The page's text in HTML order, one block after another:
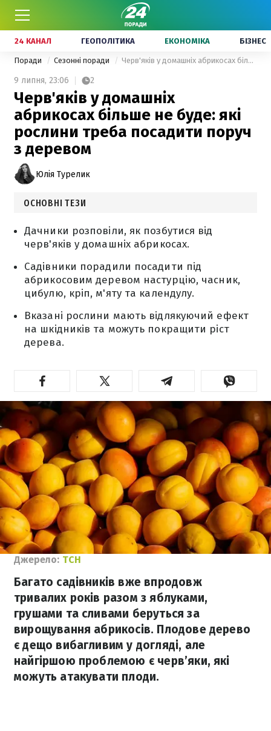
24 КАНАЛ ГЕОПОЛІТИКА ЕКОНОМІКА БІЗНЕС
Поради Сезонні поради Черв'яків у домашніх абрикосах більше не буде: які рослини треба посадити поруч з деревом
9 липня, 23:06 2
Черв'яків у домашніх
абрикосах більше не буде: які
рослини треба посадити поруч
з деревом
Юлія Турелик
ОСНОВНІ ТЕЗИ
Дачники розповіли, як позбутися від
черв'яків у домашніх абрикосах.
Садівники порадили посадити під
абрикосовим деревом настурцію, часник,
цибулю, кріп, м'яту та календулу.
Вказані рослини мають відлякуючий ефект
на шкідників та можуть покращити ріст
дерева.
Джерело: ТСН
Багато садівників вже впродовж
тривалих років разом з яблуками,
грушами та сливами беруться за
вирощування абрикосів. Плодове дерево
є дещо вибагливим у догляді, але
найгіршою проблемою є черв’яки, які
можуть атакувати плоди.